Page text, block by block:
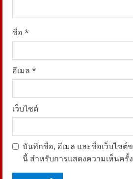
ชื่อ *
อีเมล *
เว็บไซต์
บันทึกชื่อ, อีเมล และชื่อเว็บไซต์
นี้ สำหรับการแสดงความเห็นครั้